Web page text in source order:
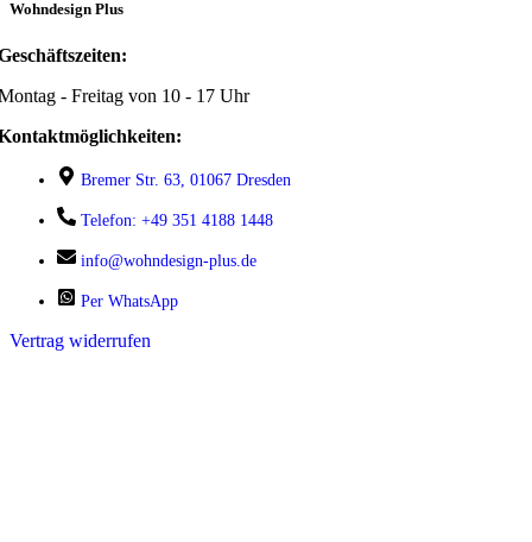
Wohndesign Plus
- Freitag von 10 - 17 Uhr
Bremer Str. 63, 01067 Dresden
Telefon: +49 351 4188 1448
info@wohndesign-plus.de
Per WhatsApp
Vertrag widerrufen